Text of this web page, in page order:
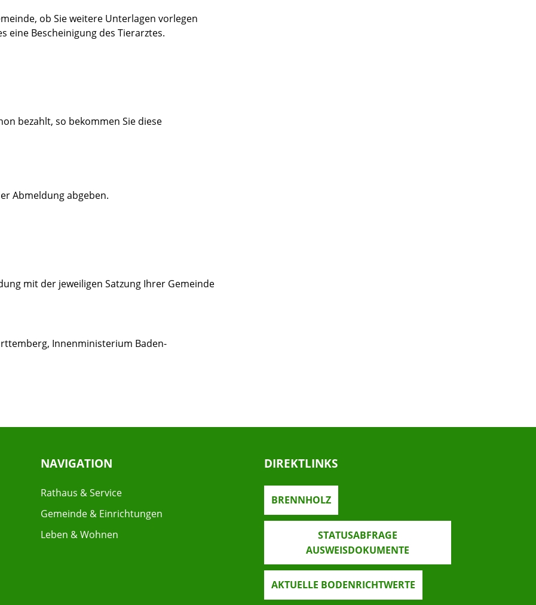
ob Sie weitere Unterlagen vorlegen
eine Bescheinigung des Tierarztes.
bezahlt, so bekommen Sie diese
Abmeldung abgeben.
mit der jeweiligen Satzung Ihrer Gemeinde
Innenministerium Baden-
NAVIGATION
Rathaus & Service
Gemeinde & Einrichtungen
Leben & Wohnen
DIREKTLINKS
BRENNHOLZ
STATUSABFRAGE
AUSWEISDOKUMENTE
AKTUELLE BODENRICHTWERTE